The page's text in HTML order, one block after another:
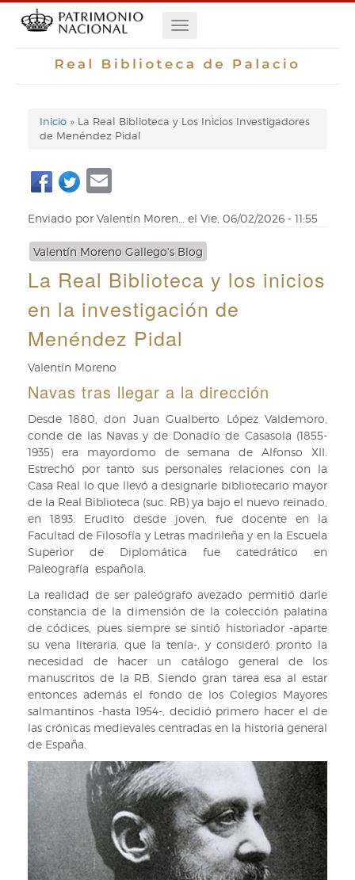
Navegación
principal
Enlaces
de
ayuda
de
navegación
Inicio
La Real Biblioteca y Los Inicios Investigadores
de Menéndez Pidal
Enviado por Valentín Moren… el Vie, 06/02/2026 - 11:55
Valentín Moreno Gallego's Blog
La Real Biblioteca y los inicios
en la investigación de
Menéndez Pidal
Valentín Moreno
Navas tras llegar a la dirección
Desde 1880, don Juan Gualberto López Valdemoro,
conde de las Navas y de Donadío de Casasola (1855-
1935) era mayordomo de semana de Alfonso XII.
Estrechó por tanto sus personales relaciones con la
Casa Real lo que llevó a designarle bibliotecario mayor
de la Real Biblioteca (suc. RB) ya bajo el nuevo reinado,
en 1893. Erudito desde joven, fue docente en la
Facultad de Filosofía y Letras madrileña y en la Escuela
Superior de Diplomática fue catedrático en
Paleografía española.
La realidad de ser paleógrafo avezado permitió darle
constancia de la dimensión de la colección palatina
de códices, pues siempre se sintió historiador -aparte
su vena literaria, que la tenía-, y consideró pronto la
necesidad de hacer un catálogo general de los
manuscritos de la RB. Siendo gran tarea esa al estar
entonces además el fondo de los Colegios Mayores
salmantinos -hasta 1954-, decidió primero hacer el de
las crónicas medievales centradas en la historia general
de España.